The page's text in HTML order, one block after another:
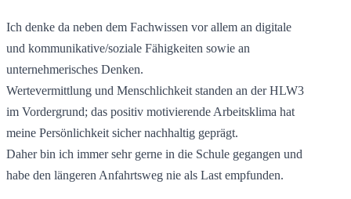
Ich denke da neben dem Fachwissen vor allem an digitale
und kommunikative/soziale Fähigkeiten sowie an
unternehmerisches Denken.
Wertevermittlung und Menschlichkeit standen an der HLW3
im Vordergrund; das positiv motivierende Arbeitsklima hat
meine Persönlichkeit sicher nachhaltig geprägt.
Daher bin ich immer sehr gerne in die Schule gegangen und
habe den längeren Anfahrtsweg nie als Last empfunden.